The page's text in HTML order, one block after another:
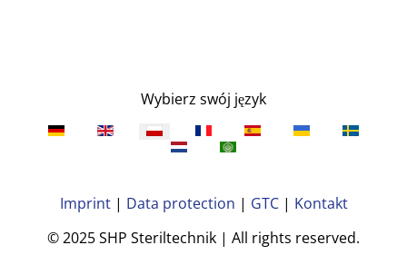
Wybierz swój język
Imprint| Data protection | GTC| Kontakt
© 2025 SHP Steriltechnik | All rights reserved.